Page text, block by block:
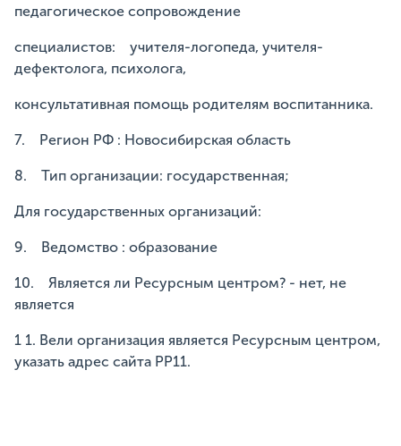
педагогическое сопровождение
специалистов: учителя-логопеда, учителя-
дефектолога, психолога,
консультативная помощь родителям воспитанника.
7. Регион РФ : Новосибирская область
8. Тип организации: государственная;
Для государственных организаций:
9. Ведомство : образование
10. Является ли Ресурсным центром? - нет, не
является
1 1. Вели организация является Ресурсным центром,
указать адрес сайта РР11.